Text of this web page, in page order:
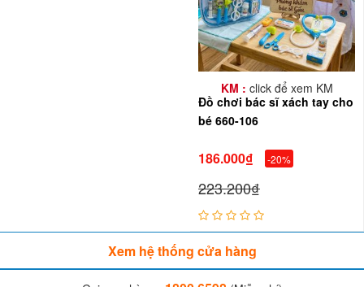
Thiết kế tinh xảo:Màu sắc bắt mắt (xanh/vàng), các chi tiết
bo tròn không cạnh sắc, đảm bảo an toàn khi bé cầm nắm.
KM : click để xem KM
Đồ chơi bác sĩ xách tay cho
bé 660-106
186.000₫ -20%
223.200₫
Xem hệ thống cửa hàng